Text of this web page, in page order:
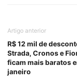
Artigo anterior
R$ 12 mil de
Strada, Cronos e
ficam mais baratos
janeiro